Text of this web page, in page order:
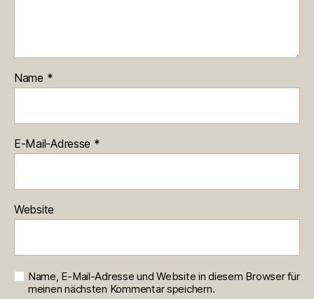
Name *
E-Mail-Adresse *
Website
Name, E-Mail-Adresse und Website in diesem Browser für
meinen nächsten Kommentar speichern.